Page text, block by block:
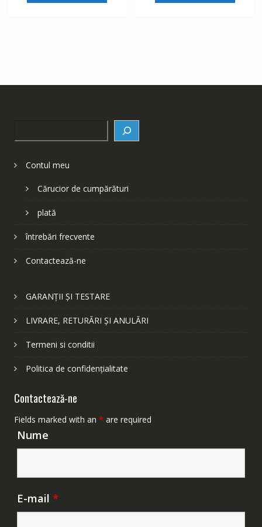
Contul meu
Cărucior de cumpărături
plată
întrebări frecvente
Contactează-ne
GARANȚII ȘI TESTARE
LIVRARE, RETURĂRI ȘI ANULĂRI
Termeni si conditii
Politica de confidențialitate
Contactează-ne
Fields marked with an * are required
Nume
E-mail *